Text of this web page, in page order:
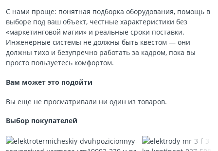
С нами проще: понятная подборка оборудования, помощь в
выборе под ваш объект, честные характеристики без
«маркетинговой магии» и реальные сроки поставки.
Инженерные системы не должны быть квестом — они
должны тихо и безупречно работать за кадром, пока вы
просто пользуетесь комфортом.
Вам может это подойти
Вы еще не просматривали ни один из товаров.
Выбор покупателей